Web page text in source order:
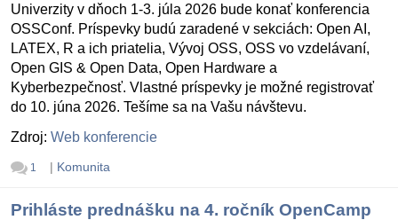
Univerzity v dňoch 1-3. júla 2026 bude konať konferencia
OSSConf. Príspevky budú zaradené v sekciách: Open AI,
LATEX, R a ich priatelia, Vývoj OSS, OSS vo vzdelávaní,
Open GIS & Open Data, Open Hardware a
Kyberbezpečnosť. Vlastné príspevky je možné registrovať
do 10. júna 2026. Tešíme sa na Vašu návštevu.
Zdroj: Web konferencie
1 | Komunita
Prihláste prednášku na 4. ročník OpenCamp